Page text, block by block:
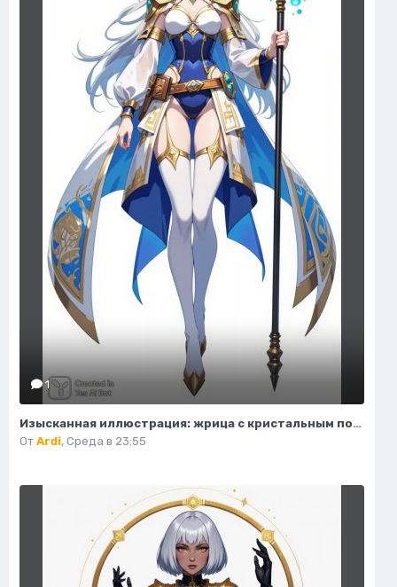
1
Изысканная иллюстрация: жрица с кристальным посохом и волшебным светом. Нейронная сеть Flux.1
От Ardi, Среда в 23:55